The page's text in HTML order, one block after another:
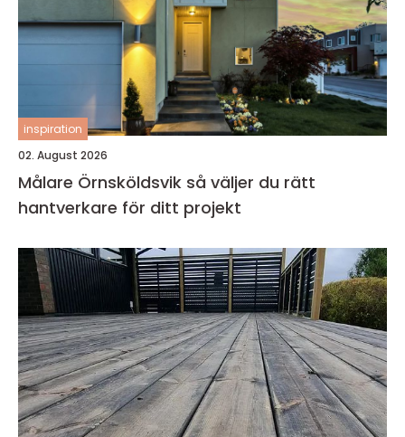
inspiration
02. August 2026
Målare Örnsköldsvik så väljer du rätt
hantverkare för ditt projekt